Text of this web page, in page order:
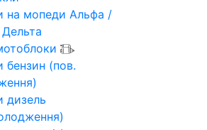
на мопеди Альфа /
бензин (пов.
дизель